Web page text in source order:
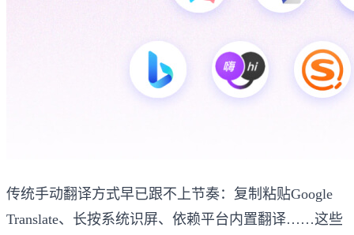
传统手动翻译方式早已跟不上节奏：复制粘贴Google
Translate、长按系统识屏、依赖平台内置翻译……这些